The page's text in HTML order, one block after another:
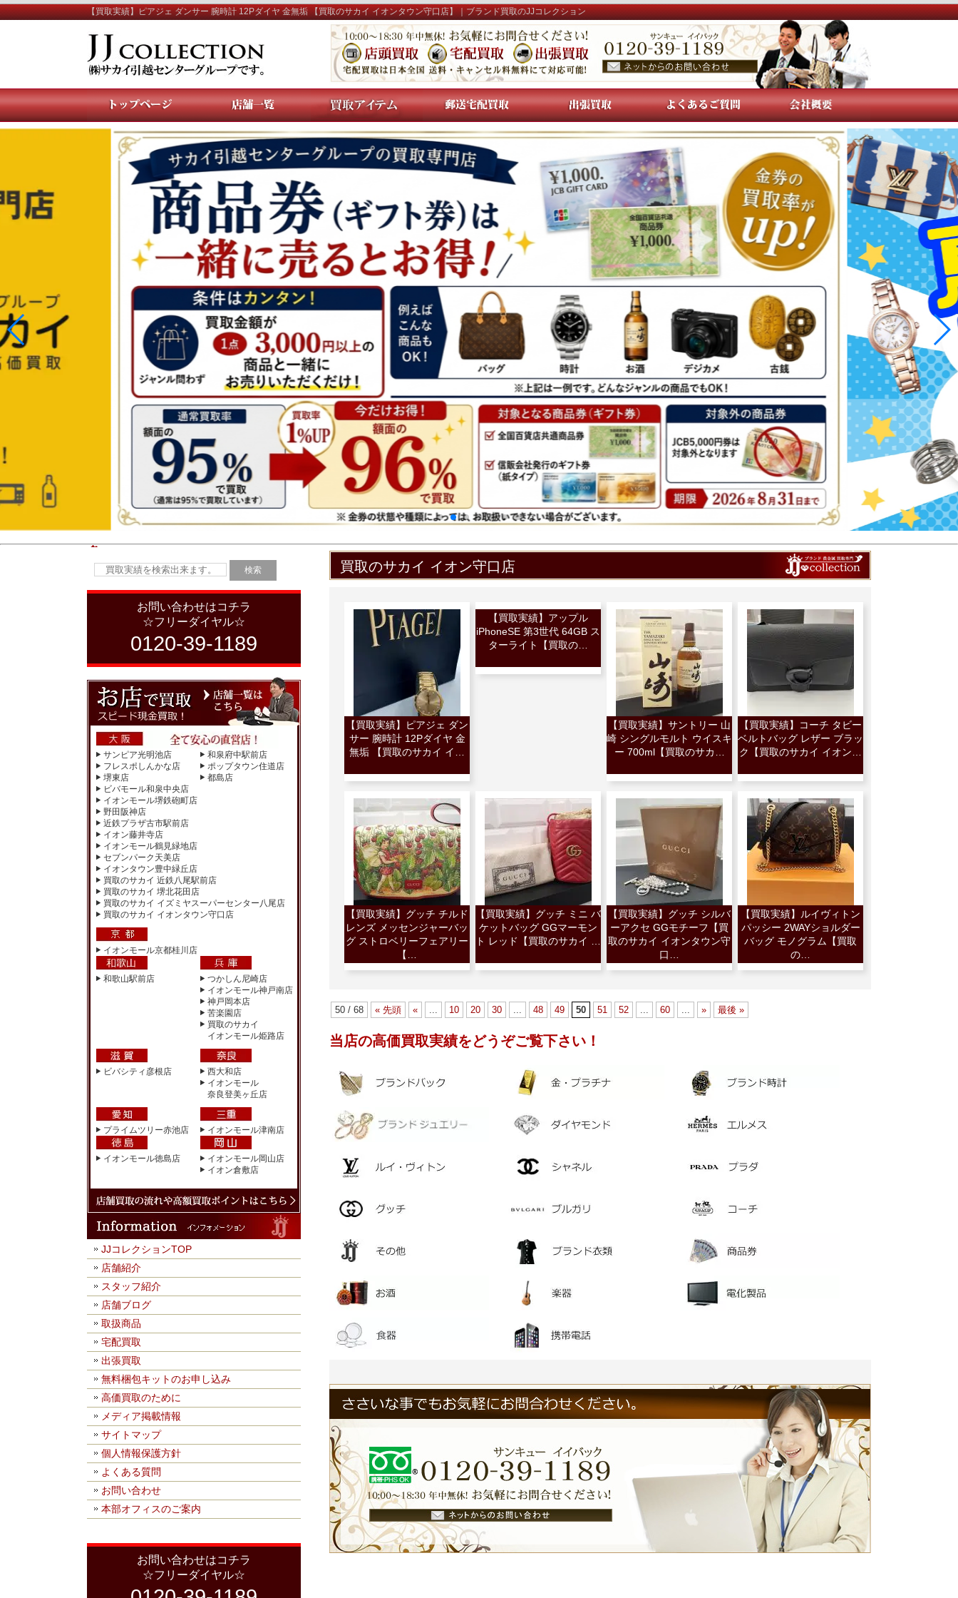
【買取実績】ピアジェ ダンサー 腕時計 12Pダイヤ 金無垢 【買取のサカイ イオンタウン守口店】｜ブランド買取のJJコレクション
お問い合わせはコチラ
☆フリーダイヤル☆
0120-39-1189
サンピア光明池店
フレスポしんかな店
堺東店
和泉府中駅前店
ポップタウン住道店
都島店
ビバモール和泉中央店
イオンモール堺鉄砲町店
野田阪神店
近鉄プラザ古市駅前店
イオン藤井寺店
イオンモール鶴見緑地店
セブンパーク天美店
イオンタウン豊中緑丘店
買取のサカイ 近鉄八尾駅前店
買取のサカイ 堺北花田店
買取のサカイ イズミヤスーパーセンター八尾店
買取のサカイ イオンタウン守口店
イオンモール京都桂川店
和歌山駅前店
つかしん尼崎店
イオンモール神戸南店
神戸岡本店
苦楽園店
買取のサカイ
イオンモール姫路店
ビバシティ彦根店
西大和店
イオンモール
奈良登美ヶ丘店
プライムツリー赤池店 イオンモール津南店
イオンモール徳島店
イオンモール岡山店
イオン倉敷店
JJコレクションTOP
店舗紹介
スタッフ紹介
店舗ブログ
取扱商品
宅配買取
出張買取
無料梱包キットのお申し込み
高価買取のために
メディア掲載情報
サイトマップ
個人情報保護方針
よくある質問
お問い合わせ
本部オフィスのご案内
お問い合わせはコチラ
☆フリーダイヤル☆
買取のサカイ イオン守口店
【買取実績】ピアジェ ダン
サー 腕時計 12Pダイヤ 金
無垢 【買取のサカイ イ…
【買取実績】アップル
iPhoneSE 第3世代 64GB ス
ターライト【買取の…
【買取実績】サントリー 山
崎 シングルモルト ウイスキ
ー 700ml【買取のサカ…
【買取実績】コーチ タビー
ベルトバッグ レザー ブラッ
ク【買取のサカイ イオン…
【買取実績】グッチ チルド
レンズ メッセンジャーバッ
グ ストロベリーフェアリー
【…
【買取実績】グッチ ミニ バ
ケットバッグ GGマーモン
ト レッド【買取のサカイ …
【買取実績】グッチ シルバ
ーアクセ GGモチーフ【買
取のサカイ イオンタウン守
口…
【買取実績】ルイヴィトン
パッシー 2WAYショルダー
バッグ モノグラム【買取
の…
50 / 68 « 先頭 « ... 10 20 30 ... 48 49 50 51 52 ... 60 ... » 最後 »
当店の高価買取実績をどうぞご覧下さい！